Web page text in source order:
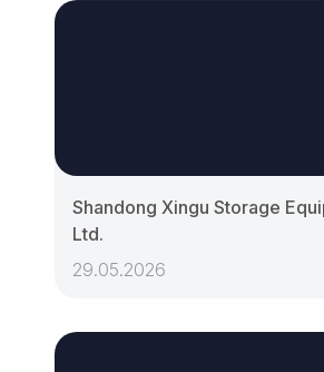
Shandong Xingu Storage
Ltd.
29.05.2026